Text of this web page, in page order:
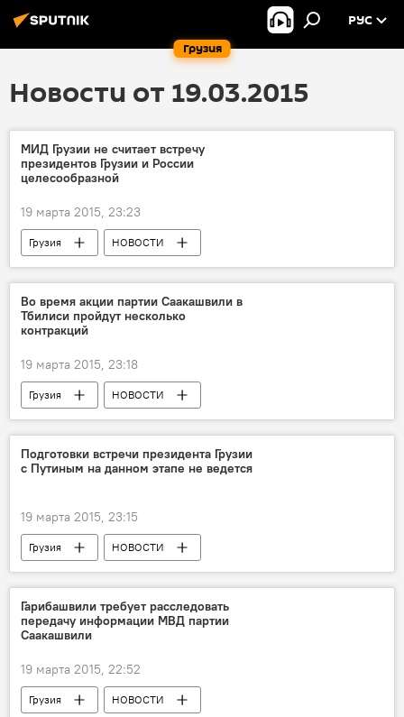
Грузия
РУС
Новости от 19.03.2015
МИД Грузии не считает встречу
президентов Грузии и России
целесообразной
19 марта 2015, 23:23
Грузия НОВОСТИ
Во время акции партии Саакашвили в
Тбилиси пройдут несколько
контракций
19 марта 2015, 23:18
Грузия НОВОСТИ
Подготовки встречи президента Грузии
с Путиным на данном этапе не ведется
19 марта 2015, 23:15
Грузия НОВОСТИ
Гарибашвили требует расследовать
передачу информации МВД партии
Саакашвили
19 марта 2015, 22:52
Грузия НОВОСТИ